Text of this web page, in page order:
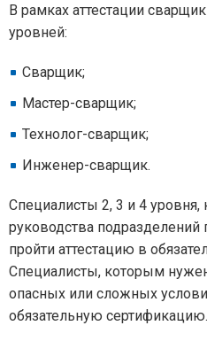
В рамках аттестации
уровней:
Сварщик;
Мастер-сварщик;
Технолог-сварщик;
Инженер-сварщик.
Специалисты 2, 3 и 4 уровня,
руководства
пройти аттестацию в
Специалисты, которым
опасных или сложных
обязательную сертификацию.